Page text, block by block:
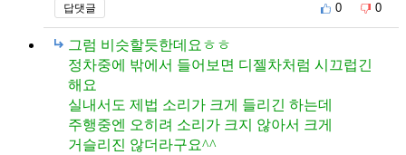
답댓글 0 0
그럼 비슷할듯한데요ㅎㅎ
정차중에 밖에서 들어보면 디젤차처럼 시끄럽긴
해요
실내서도 제법 소리가 크게 들리긴 하는데
주행중엔 오히려 소리가 크지 않아서 크게
거슬리진 않더라구요^^